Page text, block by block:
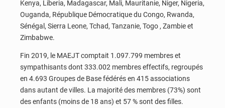
Kenya, Liberia, Madagascar, Mali, Mauritanie, Niger, Nigeria,
Ouganda, République Démocratique du Congo, Rwanda,
Sénégal, Sierra Leone, Tchad, Tanzanie, Togo , Zambie et
Zimbabwe.
Fin 2019, le MAEJT comptait 1.097.799 membres et
sympathisants dont 333.002 membres effectifs, regroupés
en 4.693 Groupes de Base fédérés en 415 associations
dans autant de villes. La majorité des membres (73%) sont
des enfants (moins de 18 ans) et 57 % sont des filles.